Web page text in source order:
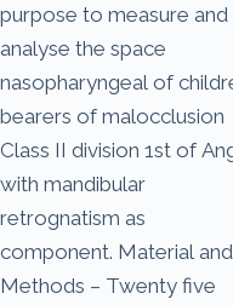
purpose to measure
analyse the space
nasopharyngeal of
bearers of malocclusion
Class II division 1st of
with mandibular
retrognatism as
component. Material and
Methods – Twenty five